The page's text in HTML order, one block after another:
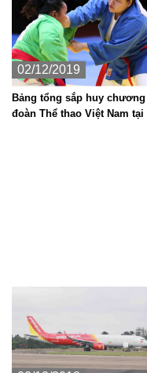
02/12/2019
Bảng tổng sắp huy chương
đoàn Thể thao Việt Nam tại